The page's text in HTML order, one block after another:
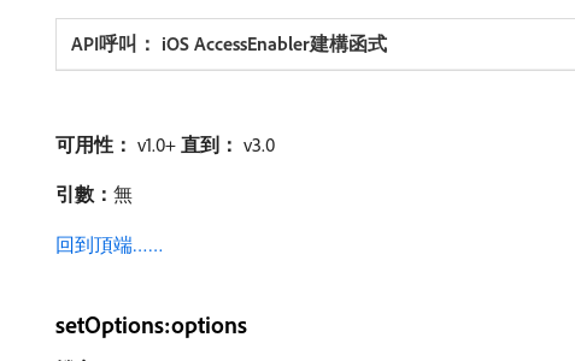
可用性： v1.0+ 直到： v3.0
引數： ​無
回到頂端……
setOptions:options